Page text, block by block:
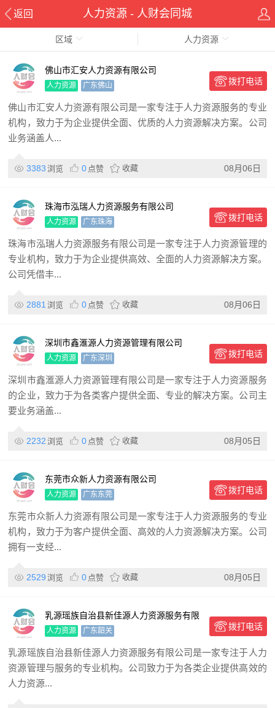
区域 人力资源
佛山市汇安人力资源有限公司
人力资源 广东佛山 拨打电话
佛山市汇安人力资源有限公司是一家专注于人力资源服务的专业
机构，致力于为企业提供全面、优质的人力资源解决方案。公司
业务涵盖人...
3383 浏览 0 点赞 收藏 08月06日
珠海市泓瑞人力资源服务有限公司
人力资源 广东珠海 拨打电话
珠海市泓瑞人力资源服务有限公司是一家专注于人力资源管理的
专业机构，致力于为企业提供高效、全面的人力资源解决方案。
公司凭借丰...
2881 浏览 0 点赞 收藏 08月06日
深圳市鑫滙源人力资源管理有限公司
人力资源 广东深圳 拨打电话
深圳市鑫滙源人力资源管理有限公司是一家专注于人力资源服务
的企业，致力于为各类客户提供全面、专业的解决方案。公司主
要业务涵盖...
2232 浏览 0 点赞 收藏 08月05日
东莞市众新人力资源有限公司
人力资源 广东东莞 拨打电话
东莞市众新人力资源有限公司是一家专注于人力资源服务的专业
机构，致力于为客户提供全面、高效的人力资源解决方案。公司
拥有一支经...
2529 浏览 0 点赞 收藏 08月05日
乳源瑶族自治县新佳源人力资源服务有限
公司
人力资源 广东韶关 拨打电话
乳源瑶族自治县新佳源人力资源服务有限公司是一家专注于人力
资源管理与服务的专业机构。公司致力于为各类企业提供高效的
人力资源...
返回 人力资源 - 人财会同城